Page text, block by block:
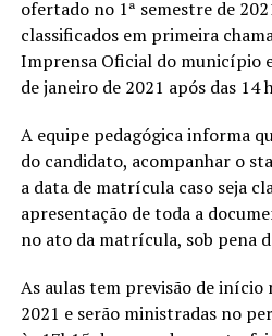
ofertado no 1ª semestre de
classificados em primeira
Imprensa Oficial do município
de janeiro de 2021 após das 14
A equipe pedagógica informa
do candidato, acompanhar o
a data de matrícula caso seja
apresentação de toda a
no ato da matrícula, sob pena
As aulas tem previsão de início
2021 e serão ministradas no